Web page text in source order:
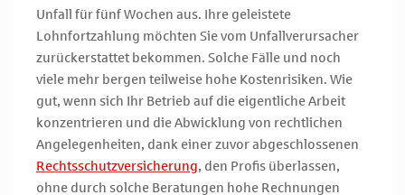
Unfall für fünf Wochen aus. Ihre geleistete
Lohnfortzahlung möchten Sie vom Unfallverursacher
zurückerstattet bekommen. Solche Fälle und noch
viele mehr bergen teilweise hohe Kostenrisiken. Wie
gut, wenn sich Ihr Betrieb auf die eigentliche Arbeit
konzentrieren und die Abwicklung von rechtlichen
Angelegenheiten, dank einer zuvor abgeschlossenen
Rechtsschutzversicherung, den Profis überlassen,
ohne durch solche Beratungen hohe Rechnungen